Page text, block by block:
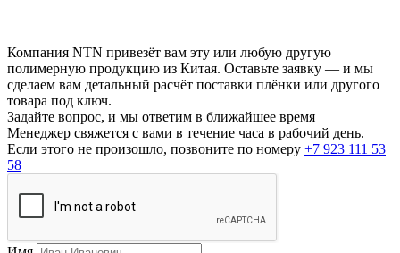
Компания NTN привезёт вам эту или любую другую
полимерную продукцию из Китая. Оставьте заявку — и мы
сделаем вам детальный расчёт поставки плёнки или другого
товара под ключ.
Задайте вопрос, и мы ответим в ближайшее время
Менеджер свяжется с вами в течение часа в рабочий день.
Если этого не произошло, позвоните по номеру +7 923 111 53
58